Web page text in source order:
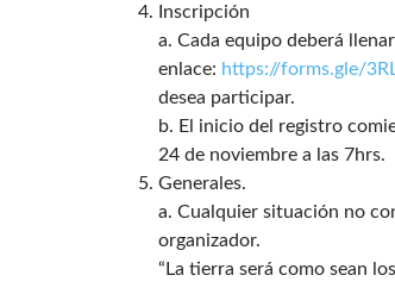
Inscripción
a. Cada equipo deberá
enlace: https://forms.gle/
desea participar.
b. El inicio del registro
24 de noviembre a las 7hrs.
Generales.
a. Cualquier situación no
organizador.
“La tierra será como sean